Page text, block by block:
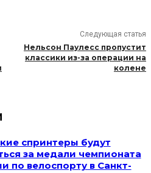
Следующая статья
Нельсон Паулесс пропустит
классики из-за операции на
колене
спринтеры будут
за медали чемпионата
по велоспорту в Санкт-